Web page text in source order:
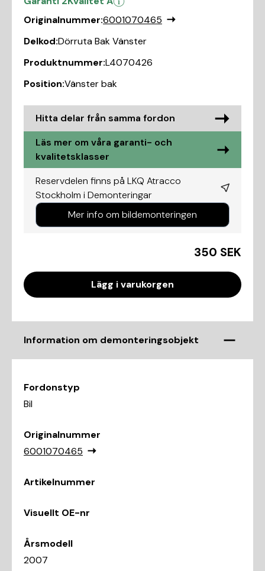
Originalnummer:6001070465
Delkod:Dörruta Bak Vänster
Produktnummer:L4070426
Position:Vänster bak
Hitta delar från samma fordon
Läs mer om våra garanti- och
kvalitetsklasser
Reservdelen finns på LKQ Atracco
Stockholm i Demonteringar
Mer info om bildemonteringen
350 SEK
Lägg i varukorgen
Information om demonteringsobjekt
Fordonstyp
Bil
Originalnummer
6001070465
Artikelnummer
Visuellt OE-nr
Årsmodell
2007